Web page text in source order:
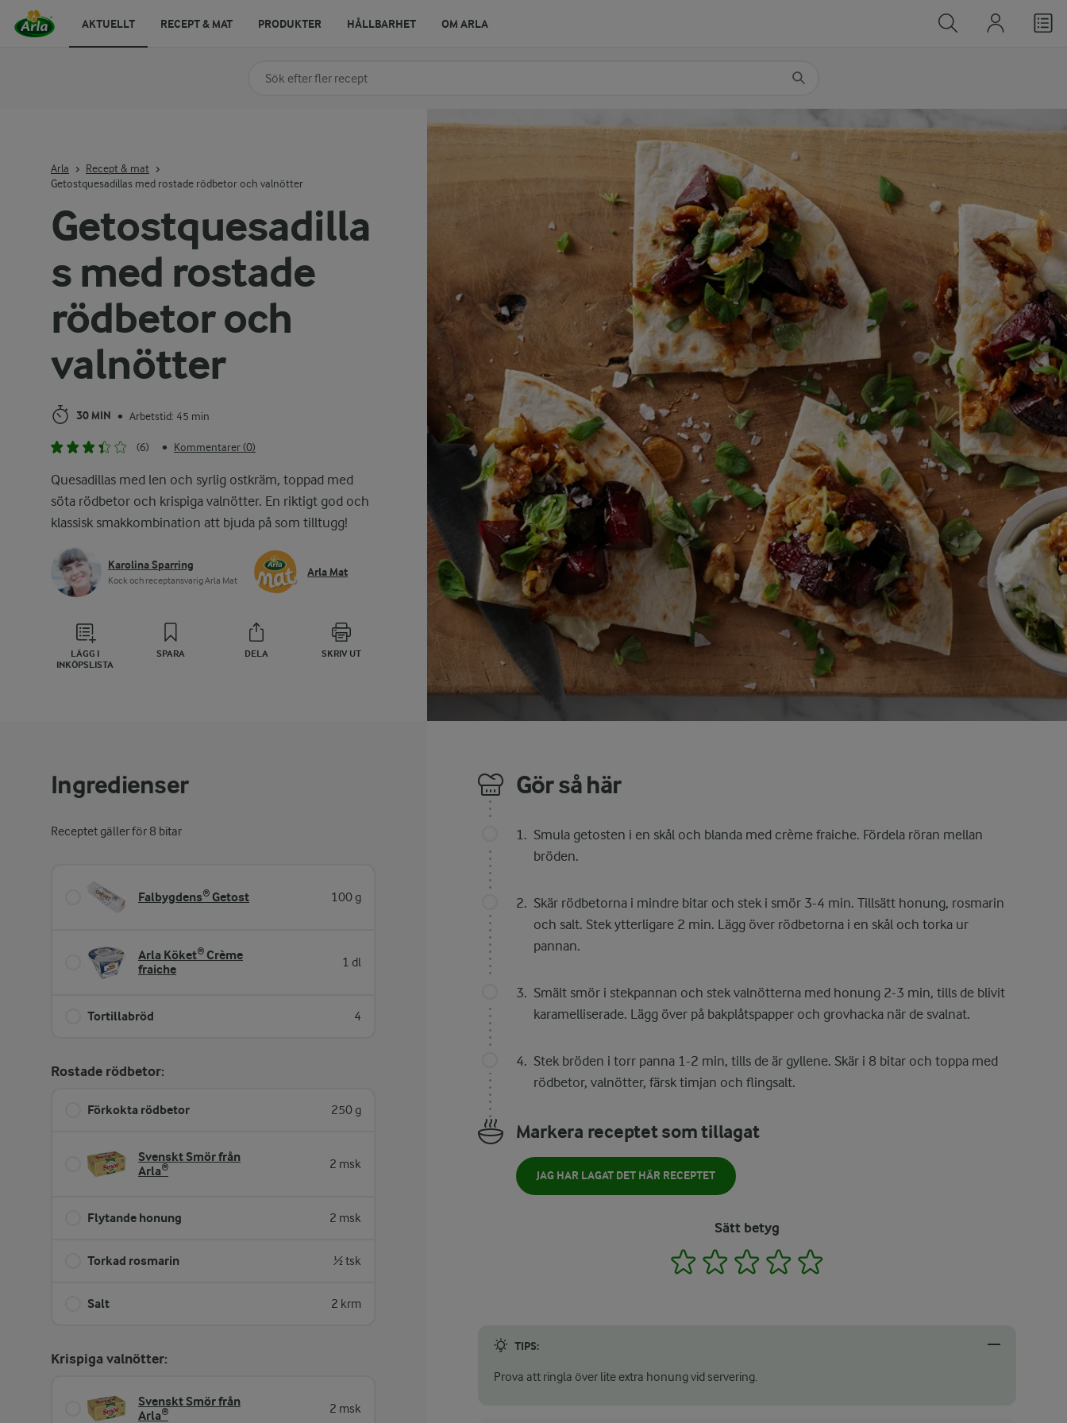
Getostquesadilla
s med rostade
rödbetor och
valnötter
30 MIN • Arbetstid: 45 min
(6) • Kommentarer (0)
Quesadillas med len och syrlig ostkräm, toppad med
söta rödbetor och krispiga valnötter. En riktigt god och
klassisk smakkombination att bjuda på som tilltugg!
Karolina Sparring
Kock och receptansvarig Arla Mat
Arla Mat
LÄGG I
INKÖPSLISTA
SPARA DELA SKRIV UT
Arla
Recept & mat
Getostquesadillas med rostade rödbetor och valnötter
Ingredienser
Receptet gäller för 8 bitar
Falbygdens® Getost 100 g
Arla Köket® Crème
fraiche
1 dl
Tortillabröd 4
Rostade rödbetor:
Förkokta rödbetor 250 g
Svenskt Smör från
Arla®
2 msk
Flytande honung 2 msk
Torkad rosmarin ½ tsk
Salt 2 krm
Krispiga valnötter:
Svenskt Smör från
Arla®
2 msk
Gör så här
Smula getosten i en skål och blanda med crème fraiche. Fördela röran mellan
bröden.
Skär rödbetorna i mindre bitar och stek i smör 3-4 min. Tillsätt honung, rosmarin
och salt. Stek ytterligare 2 min. Lägg över rödbetorna i en skål och torka ur
pannan.
Smält smör i stekpannan och stek valnötterna med honung 2-3 min, tills de blivit
karamelliserade. Lägg över på bakplåtspapper och grovhacka när de svalnat.
Stek bröden i torr panna 1-2 min, tills de är gyllene. Skär i 8 bitar och toppa med
rödbetor, valnötter, färsk timjan och flingsalt.
Markera receptet som tillagat
JAG HAR LAGAT DET HÄR RECEPTET
Sätt betyg
1 2 3 4
TIPS:
Prova att ringla över lite extra honung vid servering.
Sök på kategori eller ingrediens
AKTUELLT RECEPT & MAT PRODUKTER HÅLLBARHET OM ARLA